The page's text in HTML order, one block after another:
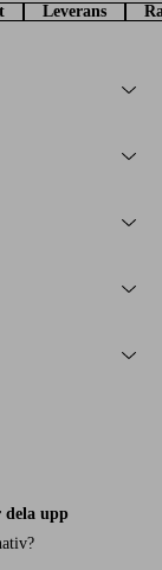
Leverans
dela upp
?